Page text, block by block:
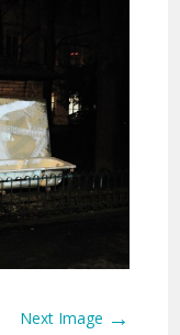
Next Image →